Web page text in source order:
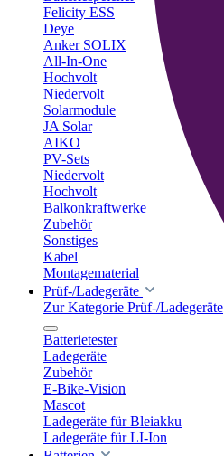
Felicity ESS
Deye
Anker SOLIX
All-In-One
Hochvolt
Niedervolt
Solarmodule
JA Solar
AIKO
PV-Sets
Niedervolt
Hochvolt
Balkonkraftwerke
Zubehör
Sonstiges
Kabel
Montagematerial
Prüf-/Ladegeräte
Zur Kategorie Prüf-/Ladegeräte
Batterietester
Ladegeräte
Zubehör
E-Bike-Vision
Mascot
Ladegeräte für Bleiakku
Ladegeräte für LI-Ion